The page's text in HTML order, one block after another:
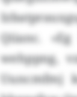
Qiianc.
wehppng,
Uuncmfmj